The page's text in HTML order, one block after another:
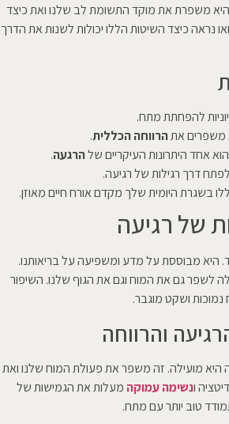
היא משפרת את מוקד התשומת לב שלנו ואת כיצד
נראה כיצד השיטות הללו יכולות לשנות את הדרך
להפחתת מתח.
משפרים אתהרווחה הכללית.
הוא אחד היתרונות העיקריים שלהרגעה.
לפתח דרך רגילות של רגיעה.
בשגרת היומית שלך מקדם אורח חיים מאוזן.
של רגיעה
היא מבוססת על מדע ומשפיעה על בריאותנו.
לשפר גם את המוח וגם את הגוף שלנו. השיפור
ושקט מוגבר.
והרווחה
מועילה. זה משפר את פעולת המוח שלנו ואת
ונשימה עמוקה מעלות את הגמישות של
טוב יותר עם מתח.